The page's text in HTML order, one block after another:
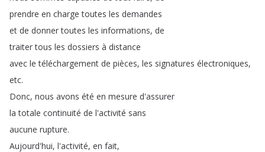
prendre en charge toutes les demandes
et de donner toutes les informations, de
traiter tous les dossiers à distance
avec le téléchargement de pièces, les signatures électroniques,
etc.
Donc, nous avons été en mesure d'assurer
la totale continuité de l'activité sans
aucune rupture.
Aujourd'hui, l'activité, en fait,